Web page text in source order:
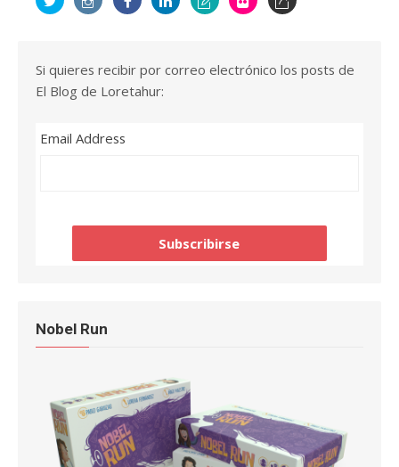
Si quieres recibir por correo electrónico los posts de
El Blog de Loretahur:
Email Address
Nobel Run